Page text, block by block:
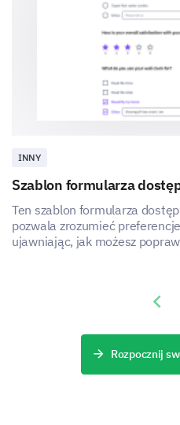
INNY
Szablon formularza
Ten szablon formularza
pozwala zrozumieć
ujawniając, jak możesz
Rozpocznij